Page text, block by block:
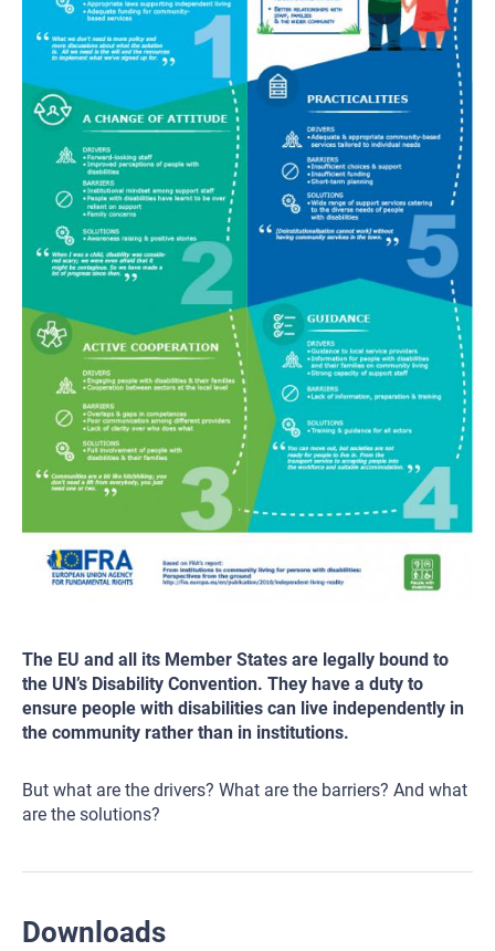
The EU and all its Member States are legally bound to
the UN’s Disability Convention. They have a duty to
ensure people with disabilities can live independently in
the community rather than in institutions.
But what are the drivers? What are the barriers? And what
are the solutions?
Downloads